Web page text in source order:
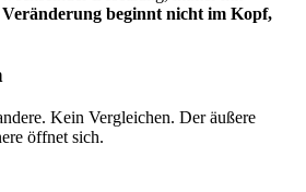
Veränderung beginnt nicht im Kopf,
Kein Vergleichen. Der äußere
öffnet sich.